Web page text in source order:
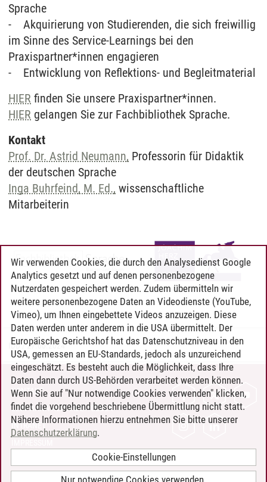
Sprache
- Akquirierung von Studierenden, die sich freiwillig
im Sinne des Service-Learnings bei den
Praxispartner*innen engagieren
- Entwicklung von Reflektions- und Begleitmaterial
HIER finden Sie unsere Praxispartner*innen.
HIER gelangen Sie zur Fachbibliothek Sprache.
Kontakt
Prof. Dr. Astrid Neumann, Professorin für Didaktik
der deutschen Sprache
Inga Buhrfeind, M. Ed., wissenschaftliche
Mitarbeiterin
IDD/27.06.2024
KONTAKT
LEUPHANA ALS ARBEITGEBER
INTRANET
BARRIEREFREIHEIT
Wir verwenden Cookies, die durch den Analysedienst Google
Analytics gesetzt und auf denen personenbezogene
Nutzerdaten gespeichert werden. Zudem übermitteln wir
weitere personenbezogene Daten an Videodienste (YouTube,
Vimeo), um Ihnen eingebettete Videos anzuzeigen. Diese
Daten werden unter anderem in die USA übermittelt. Der
Europäische Gerichtshof hat das Datenschutzniveau in den
USA, gemessen an EU-Standards, jedoch als unzureichend
eingeschätzt. Es besteht auch die Möglichkeit, dass Ihre
Daten dann durch US-Behörden verarbeitet werden können.
Wenn Sie auf "Nur notwendige Cookies verwenden" klicken,
findet die vorgehend beschriebene Übermittlung nicht statt.
Nähere Informationen hierzu entnehmen Sie bitte unserer
Datenschutzerklärung.
Cookie-Einstellungen
Nur notwendige Cookies verwenden.